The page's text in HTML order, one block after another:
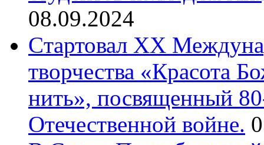
08.09.2024
Cтартовал XX
творчества «Красота
нить», посвященный
Отечественной войне.